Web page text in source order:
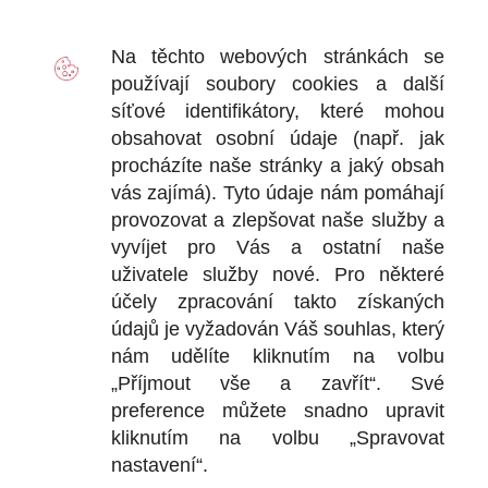
Na těchto webových stránkách se
používají souborycookies a další
síťové identifikátory, které mohou
obsahovat osobní údaje (např. jak
procházíte naše stránky a jaký obsah
vás zajímá). Tyto údaje nám pomáhají
provozovat a zlepšovat naše služby a
vyvíjet pro Vás a ostatní naše
uživatele služby nové. Pro některé
účely zpracování takto získaných
údajů je vyžadován Váš souhlas, který
nám udělíte kliknutím na volbu
„Příjmout vše a zavřít“. Své
preference můžete snadno upravit
kliknutím na volbu „Spravovat
nastavení“.
Obchodní
Ochrana